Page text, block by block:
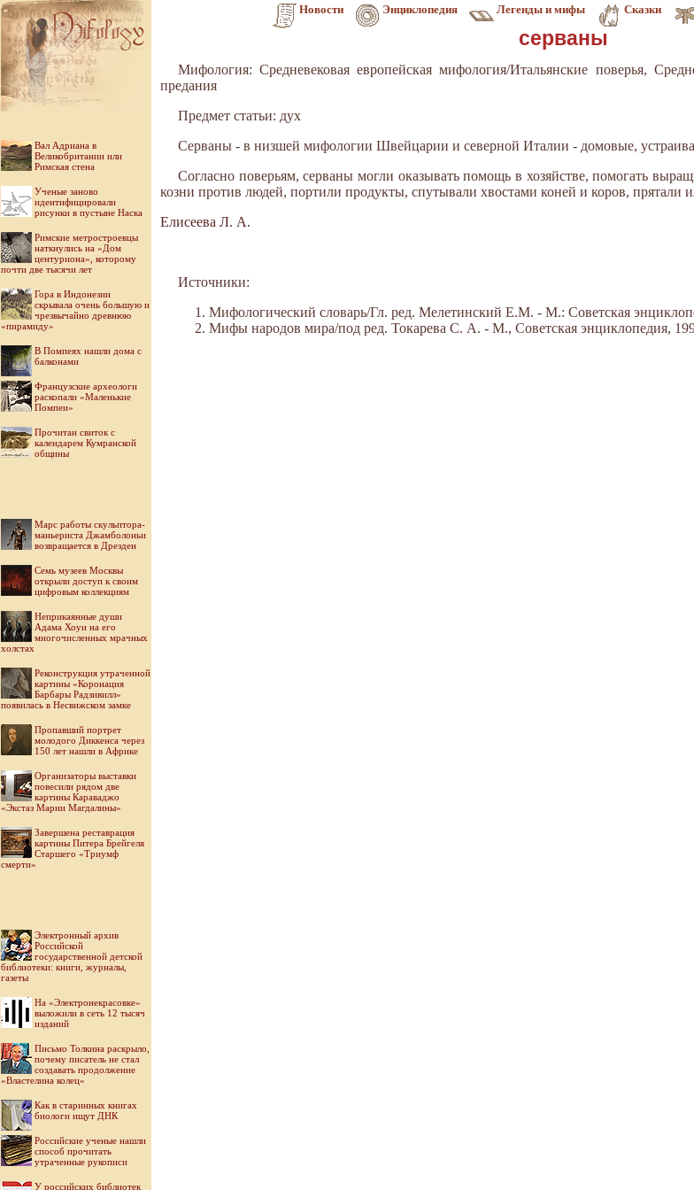
Новости Энциклопедия Легенды и мифы Сказки
Вал Адриана в
Великобритании или
Римская стена
Ученые заново
идентифицировали
рисунки в пустыне Наска
Римские метростроевцы
наткнулись на «Дом
центуриона», которому
почти две тысячи лет
Гора в Индонезии
скрывала очень большую и
чрезвычайно древнюю
«пирамиду»
В Помпеях нашли дома с
балконами
Французские археологи
раскопали «Маленькие
Помпеи»
Прочитан свиток с
календарем Кумранской
общины
Марс работы скульптора-
маньериста Джамболоньи
возвращается в Дрезден
Семь музеев Москвы
открыли доступ к своим
цифровым коллекциям
Неприкаянные души
Адама Хоуи на его
многочисленных мрачных
холстах
Реконструкция утраченной
картины «Коронация
Барбары Радзивилл»
появилась в Несвижском замке
Пропавший портрет
молодого Диккенса через
150 лет нашли в Африке
Организаторы выставки
повесили рядом две
картины Караваджо
«Экстаз Марии Магдалины»
Завершена реставрация
картины Питера Брейгеля
Старшего «Триумф
смерти»
Электронный архив
Российской
государственной детской
библиотеки: книги, журналы,
газеты
На «Электронекрасовке»
выложили в сеть 12 тысяч
изданий
Письмо Толкина раскрыло,
почему писатель не стал
создавать продолжение
«Властелина колец»
Как в старинных книгах
биологи ищут ДНК
Российские ученые нашли
способ прочитать
утраченные рукописи
У российских библиотек
серваны
Мифология: Средневековая европейская мифология/Итальянские поверья,
предания
Предмет статьи: дух
Серваны - в низшей мифологии Швейцарии и северной Италии - домовые,
Согласно поверьям, серваны могли оказывать помощь в хозяйстве, помогать
козни против людей, портили продукты, спутывали хвостами коней и коров,
Елисеева Л. А.
Источники:
Мифологический словарь/Гл. ред. Мелетинский Е.М. - М.: Советская
Мифы народов мира/под ред. Токарева С. А. - М., Советская энциклопедия,